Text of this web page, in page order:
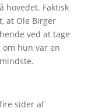
hovedet. Faktisk
at Ole Birger
ved at tage
hun var en
sider af